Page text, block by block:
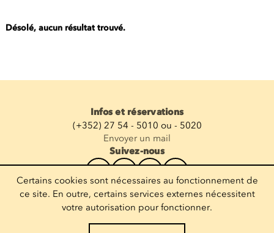
Désolé, aucun résultat trouvé.
Infos et réservations
(+352) 27 54 - 5010 ou - 5020
Envoyer un mail
Suivez-nous
Recevoir la newsletter
Entrez votre mail
Certains cookies sont nécessaires au fonctionnement de
ce site. En outre, certains services externes nécessitent
votre autorisation pour fonctionner.